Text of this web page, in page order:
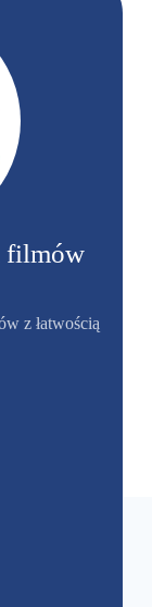
filmów
z łatwością